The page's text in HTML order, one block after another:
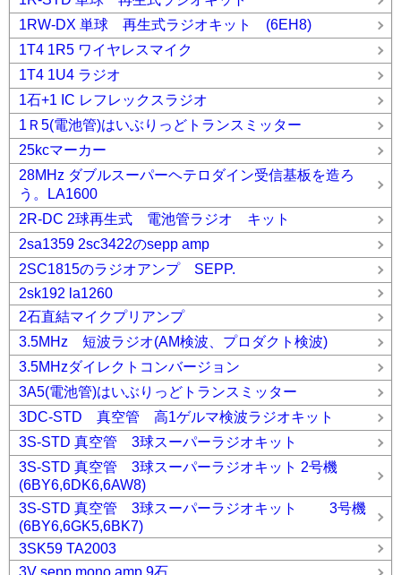
1RW-DX 単球 再生式ラジオキット (6EH8)
1T4 1R5 ワイヤレスマイク
1T4 1U4 ラジオ
1石+1 IC レフレックスラジオ
1Ｒ5(電池管)はいぶりっどトランスミッター
25kcマーカー
28MHz ダブルスーパーヘテロダイン受信基板を造ろ
う。LA1600
2R-DC 2球再生式 電池管ラジオ キット
2sa1359 2sc3422のsepp amp
2SC1815のラジオアンプ SEPP.
2sk192 la1260
2石直結マイクプリアンプ
3.5MHz 短波ラジオ(AM検波、プロダクト検波)
3.5MHzダイレクトコンバージョン
3A5(電池管)はいぶりっどトランスミッター
3DC-STD 真空管 高1ゲルマ検波ラジオキット
3S-STD 真空管 3球スーパーラジオキット
3S-STD 真空管 3球スーパーラジオキット 2号機
(6BY6,6DK6,6AW8)
3S-STD 真空管 3球スーパーラジオキット 3号機
(6BY6,6GK5,6BK7)
3SK59 TA2003
3V sepp mono amp 9石